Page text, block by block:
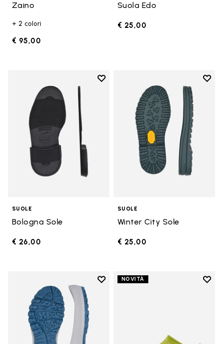
Zaino
+ 2 colori
€ 95,00
Suola Edo
€ 25,00
Add to wishlist
Add to wishlist Bologna Sole
SUOLE
Bologna Sole
€ 26,00
Add
SUOLE
Winter City Sole
€ 25,00
Add to wishlist
NOVITÀ
Add